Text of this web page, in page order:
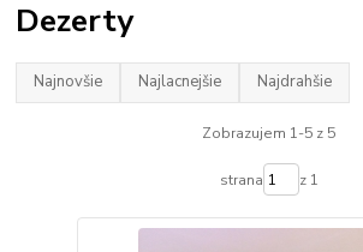
Dezerty
Najnovšie Najlacnejšie Najdrahšie
Zobrazujem 1-5 z 5
strana z 1